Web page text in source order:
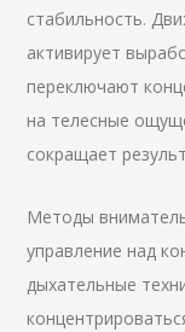
стабильность.
активирует
переключают
на телесные
сокращает
Методы
управление над
дыхательные